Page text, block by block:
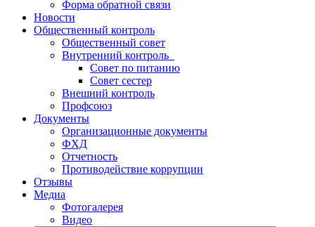
Форма обратной связи
Новости
Общественный контроль
Общественный совет
Внутренний контроль
Совет по питанию
Совет сестер
Внешний контроль
Профсоюз
Документы
Организационные документы
ФХД
Отчетность
Противодействие коррупции
Отзывы
Медиа
Фотогалерея
Видео